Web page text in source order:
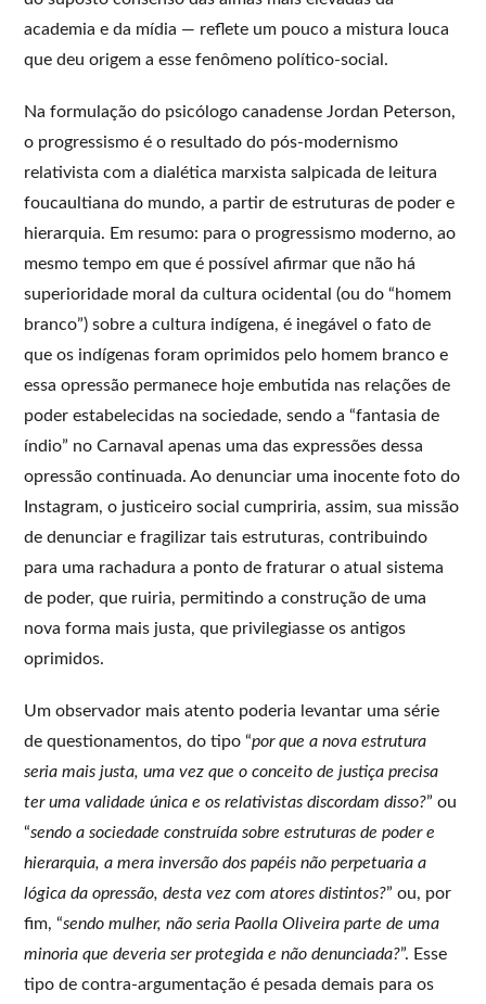
academia e da mídia — reflete um pouco a mistura louca
que deu origem a esse fenômeno político-social.
Na formulação do psicólogo canadense Jordan Peterson,
o progressismo é o resultado do pós-modernismo
relativista com a dialética marxista salpicada de leitura
foucaultiana do mundo, a partir de estruturas de poder e
hierarquia. Em resumo: para o progressismo moderno, ao
mesmo tempo em que é possível afirmar que não há
superioridade moral da cultura ocidental (ou do “homem
branco”) sobre a cultura indígena, é inegável o fato de
que os indígenas foram oprimidos pelo homem branco e
essa opressão permanece hoje embutida nas relações de
poder estabelecidas na sociedade, sendo a “fantasia de
índio” no Carnaval apenas uma das expressões dessa
opressão continuada. Ao denunciar uma inocente foto do
Instagram, o justiceiro social cumpriria, assim, sua missão
de denunciar e fragilizar tais estruturas, contribuindo
para uma rachadura a ponto de fraturar o atual sistema
de poder, que ruiria, permitindo a construção de uma
nova forma mais justa, que privilegiasse os antigos
oprimidos.
Um observador mais atento poderia levantar uma série
de questionamentos, do tipo “por que a nova estrutura
seria mais justa, uma vez que o conceito de justiça precisa
ter uma validade única e os relativistas discordam disso?” ou
“sendo a sociedade construída sobre estruturas de poder e
hierarquia, a mera inversão dos papéis não perpetuaria a
lógica da opressão, desta vez com atores distintos?” ou, por
fim, “sendo mulher, não seria Paolla Oliveira parte de uma
minoria que deveria ser protegida e não denunciada?”. Esse
tipo de contra-argumentação é pesada demais para os